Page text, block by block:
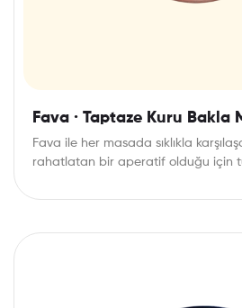
Fava · Taptaze Kuru Bakla
Fava ile her masada sıklıkla
rahatlatan bir aperatif olduğu için